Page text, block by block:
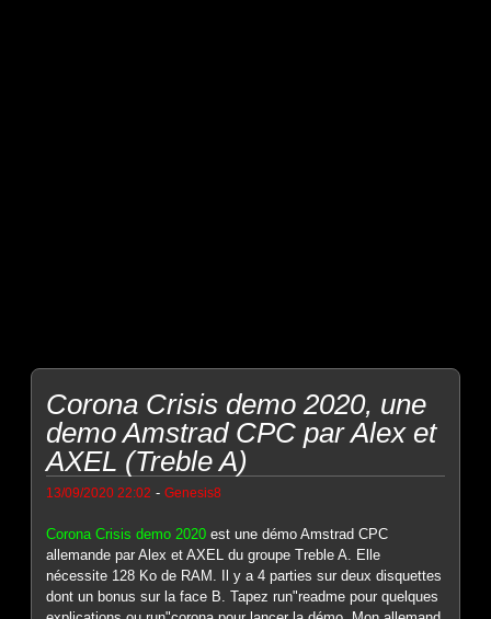
Corona Crisis demo 2020, une
demo Amstrad CPC par Alex et
AXEL (Treble A)
13/09/2020 22:02 -Genesis8
Corona Crisis demo 2020 est une démo Amstrad CPC
allemande par Alex et AXEL du groupe Treble A. Elle
nécessite 128 Ko de RAM. Il y a 4 parties sur deux disquettes
dont un bonus sur la face B. Tapez run"readme pour quelques